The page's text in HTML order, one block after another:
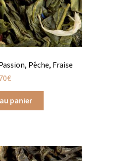
Pêche, Fraise
€
panier